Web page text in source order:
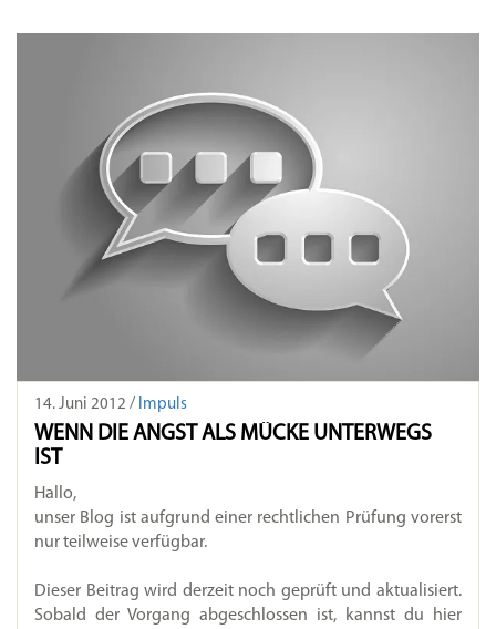
14. Juni 2012 / Impuls
WENN DIE ANGST ALS MÜCKE UNTERWEGS
IST
Hallo,
unser Blog ist aufgrund einer rechtlichen Prüfung vorerst
nur teilweise verfügbar.
Dieser Beitrag wird derzeit noch geprüft und aktualisiert.
Sobald der Vorgang abgeschlossen ist, kannst du hier